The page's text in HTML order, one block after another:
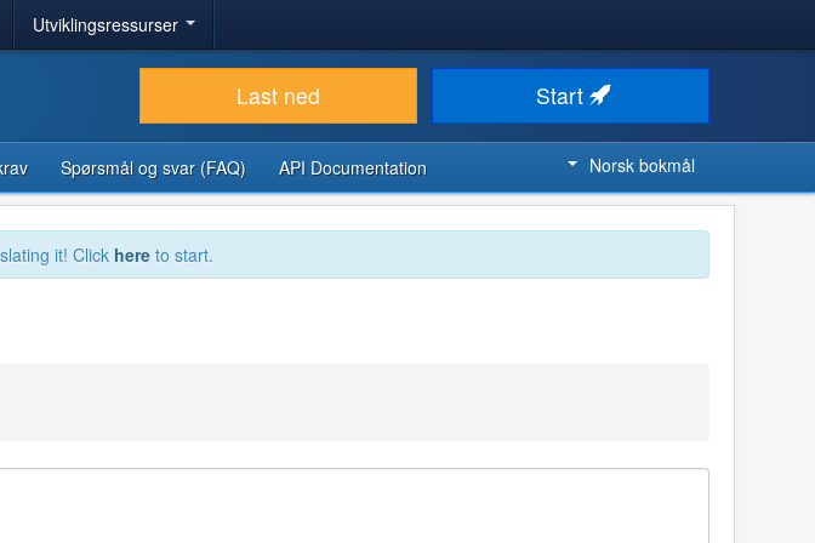
Utviklingsressurser
Last ned Start
Spørsmål og svar (FAQ) API Documentation Norsk bokmål
it! Click here to start.